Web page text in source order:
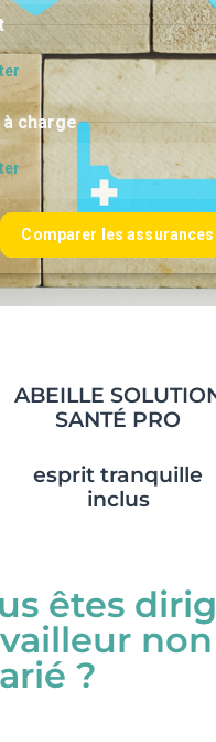
ABEILLE
SANTÉ PRO
esprit tranquille
inclus
êtes
non
?